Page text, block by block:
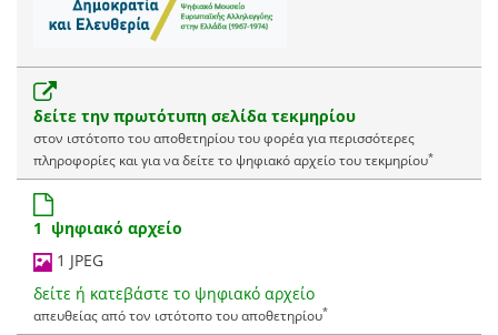
δείτε την πρωτότυπη σελίδα τεκμηρίου
στον ιστότοπο του αποθετηρίου του φορέα για περισσότερες
πληροφορίες και για να δείτε το ψηφιακό αρχείο του τεκμηρίου*
1 ψηφιακό αρχείο
1 JPEG
δείτε ή κατεβάστε το ψηφιακό αρχείο
απευθείας από τον ιστότοπο του αποθετηρίου*